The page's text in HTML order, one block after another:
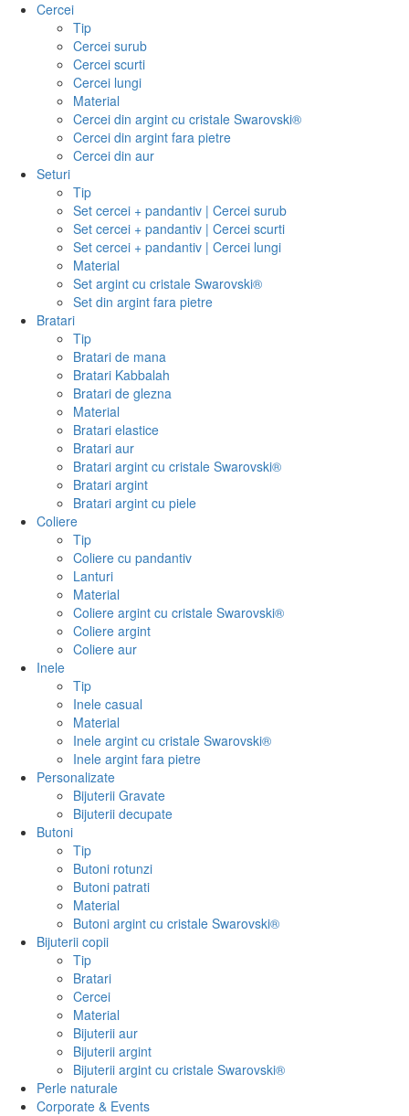
Cercei
Tip
Cercei surub
Cercei scurti
Cercei lungi
Material
Cercei din argint cu cristale Swarovski®
Cercei din argint fara pietre
Cercei din aur
Seturi
Tip
Set cercei + pandantiv | Cercei surub
Set cercei + pandantiv | Cercei scurti
Set cercei + pandantiv | Cercei lungi
Material
Set argint cu cristale Swarovski®
Set din argint fara pietre
Bratari
Tip
Bratari de mana
Bratari Kabbalah
Bratari de glezna
Material
Bratari elastice
Bratari aur
Bratari argint cu cristale Swarovski®
Bratari argint
Bratari argint cu piele
Coliere
Tip
Coliere cu pandantiv
Lanturi
Material
Coliere argint cu cristale Swarovski®
Coliere argint
Coliere aur
Inele
Tip
Inele casual
Material
Inele argint cu cristale Swarovski®
Inele argint fara pietre
Personalizate
Bijuterii Gravate
Bijuterii decupate
Butoni
Tip
Butoni rotunzi
Butoni patrati
Material
Butoni argint cu cristale Swarovski®
Bijuterii copii
Tip
Bratari
Cercei
Material
Bijuterii aur
Bijuterii argint
Bijuterii argint cu cristale Swarovski®
Perle naturale
Corporate & Events